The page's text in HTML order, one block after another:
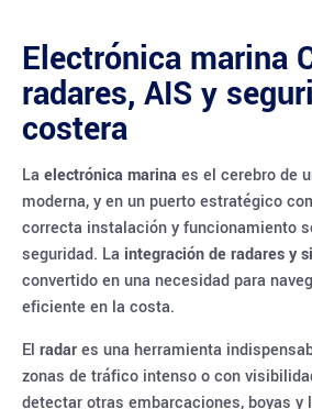
Electrónica marina
radares, AIS y
costera
La electrónica marinaes el cerebro de
moderna, y en un puerto estratégico
correcta instalación y funcionamiento
seguridad. La integración de radares y
convertido en una necesidad para
eficiente en la costa.
El radares una herramienta
zonas de tráfico intenso o con
detectar otras embarcaciones, boyas y